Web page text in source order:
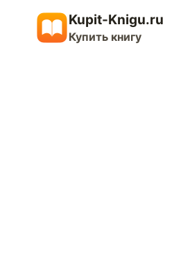
содержимому
Kupit-Knigu.ru
Купить книгу